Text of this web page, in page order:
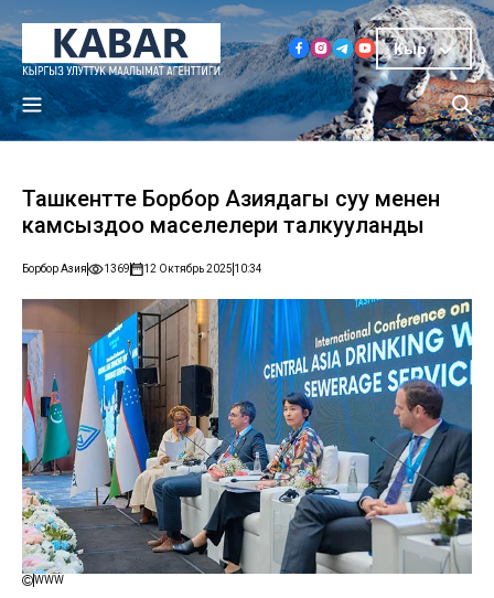
Кыр
Ташкентте Борбор Азиядагы суу менен
камсыздоо маселелери талкууланды
Борбор Азия 1369 12 Октябрь 2025 10:34
WWW